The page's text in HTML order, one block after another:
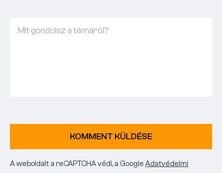
KOMMENT KÜLDÉSE
A weboldalt a reCAPTCHA védi, a Google Adatvédelmi